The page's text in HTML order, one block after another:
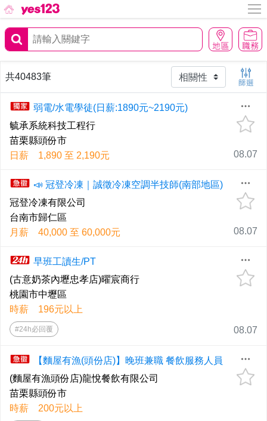
共40483筆
弱電/水電學徒(日薪:1890元~2190元)
毓承系統科技工程行
苗栗縣頭份市
日薪 1,890 至 2,190元
08.07
📣 冠登冷凍｜誠徵冷凍空調半技師(南部地區)
冠登冷凍有限公司
台南市歸仁區
月薪 40,000 至 60,000元
08.07
早班工讀生/PT
(古意奶茶內壢忠孝店)曜宸商行
桃園市中壢區
時薪 196元以上
#24h必回覆 08.07
【麵屋有漁(頭份店)】晚班兼職 餐飲服務人員
(麵屋有漁頭份店)龍悅餐飲有限公司
苗栗縣頭份市
時薪 200元以上